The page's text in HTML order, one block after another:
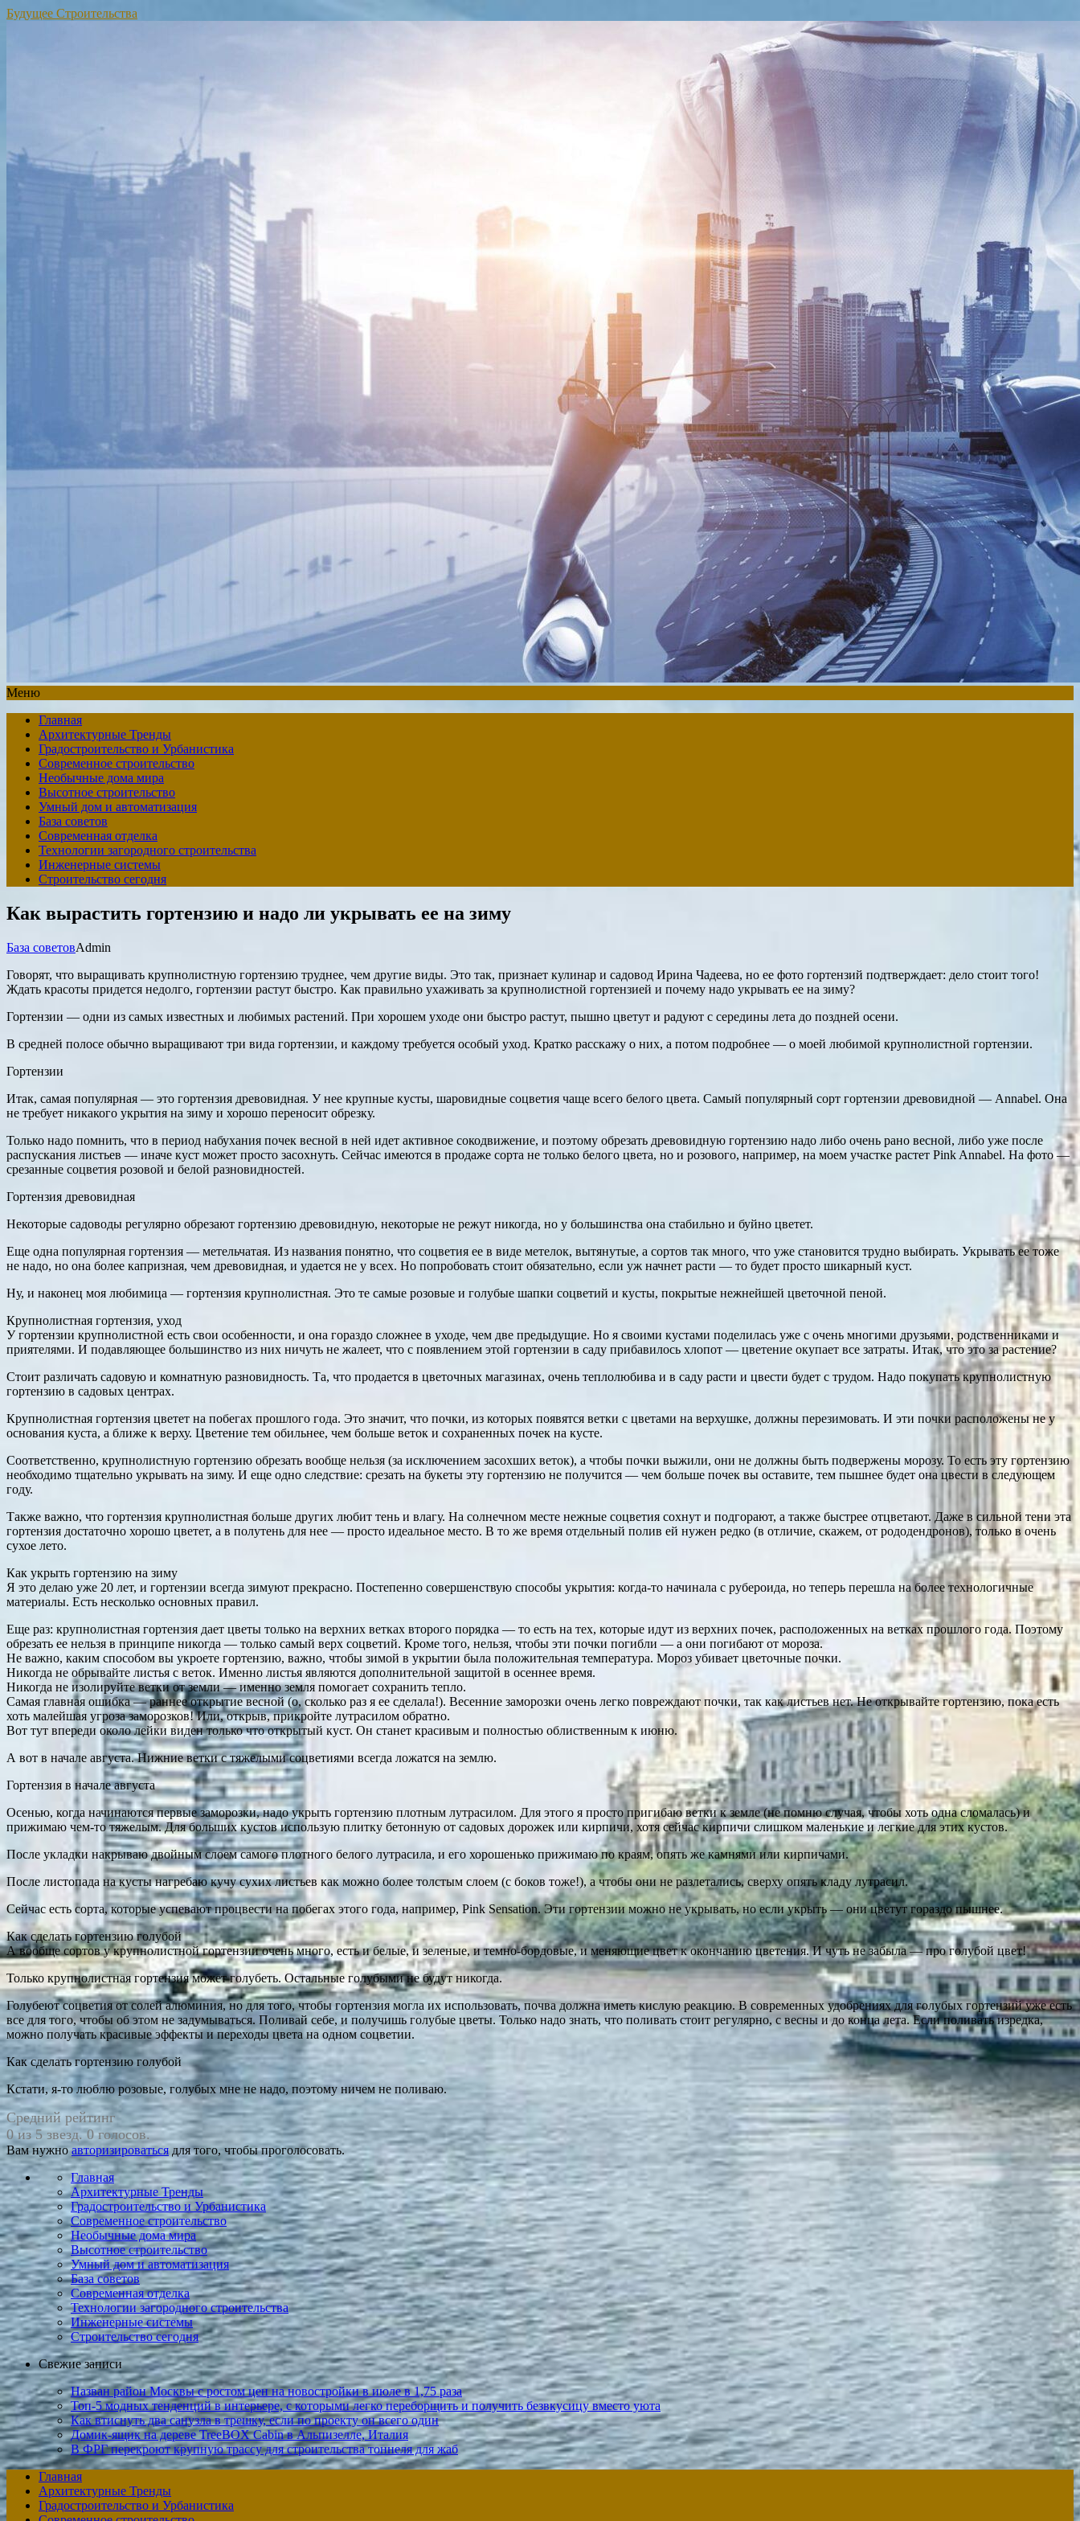
Будущее Строительства
Меню
Главная
Архитектурные Тренды
Градостроительство и Урбанистика
Современное строительство
Необычные дома мира
Высотное строительство
Умный дом и автоматизация
База советов
Современная отделка
Технологии загородного строительства
Инженерные системы
Строительство сегодня
Как вырастить гортензию и надо ли укрывать ее на зиму
База советовAdmin
Говорят, что выращивать крупнолистную гортензию труднее, чем другие виды. Это так, признает кулинар и садовод Ирина Чадеева, но ее фото гортензий подтверждает: дело стоит того!
Ждать красоты придется недолго, гортензии растут быстро. Как правильно ухаживать за крупнолистной гортензией и почему надо укрывать ее на зиму?
Гортензии — одни из самых известных и любимых растений. При хорошем уходе они быстро растут, пышно цветут и радуют с середины лета до поздней осени.
В средней полосе обычно выращивают три вида гортензии, и каждому требуется особый уход. Кратко расскажу о них, а потом подробнее — о моей любимой крупнолистной гортензии.
Гортензии
Итак, самая популярная — это гортензия древовидная. У нее крупные кусты, шаровидные соцветия чаще всего белого цвета. Самый популярный сорт гортензии древовидной — Annabel. Она
не требует никакого укрытия на зиму и хорошо переносит обрезку.
Только надо помнить, что в период набухания почек весной в ней идет активное сокодвижение, и поэтому обрезать древовидную гортензию надо либо очень рано весной, либо уже после
распускания листьев — иначе куст может просто засохнуть. Сейчас имеются в продаже сорта не только белого цвета, но и розового, например, на моем участке растет Pink Annabel. На фото —
срезанные соцветия розовой и белой разновидностей.
Гортензия древовидная
Некоторые садоводы регулярно обрезают гортензию древовидную, некоторые не режут никогда, но у большинства она стабильно и буйно цветет.
Еще одна популярная гортензия — метельчатая. Из названия понятно, что соцветия ее в виде метелок, вытянутые, а сортов так много, что уже становится трудно выбирать. Укрывать ее тоже
не надо, но она более капризная, чем древовидная, и удается не у всех. Но попробовать стоит обязательно, если уж начнет расти — то будет просто шикарный куст.
Ну, и наконец моя любимица — гортензия крупнолистная. Это те самые розовые и голубые шапки соцветий и кусты, покрытые нежнейшей цветочной пеной.
Крупнолистная гортензия, уход
У гортензии крупнолистной есть свои особенности, и она гораздо сложнее в уходе, чем две предыдущие. Но я своими кустами поделилась уже с очень многими друзьями, родственниками и
приятелями. И подавляющее большинство из них ничуть не жалеет, что с появлением этой гортензии в саду прибавилось хлопот — цветение окупает все затраты. Итак, что это за растение?
Стоит различать садовую и комнатную разновидность. Та, что продается в цветочных магазинах, очень теплолюбива и в саду расти и цвести будет с трудом. Надо покупать крупнолистную
гортензию в садовых центрах.
Крупнолистная гортензия цветет на побегах прошлого года. Это значит, что почки, из которых появятся ветки с цветами на верхушке, должны перезимовать. И эти почки расположены не у
основания куста, а ближе к верху. Цветение тем обильнее, чем больше веток и сохраненных почек на кусте.
Соответственно, крупнолистную гортензию обрезать вообще нельзя (за исключением засохших веток), а чтобы почки выжили, они не должны быть подвержены морозу. То есть эту гортензию
необходимо тщательно укрывать на зиму. И еще одно следствие: срезать на букеты эту гортензию не получится — чем больше почек вы оставите, тем пышнее будет она цвести в следующем
году.
Также важно, что гортензия крупнолистная больше других любит тень и влагу. На солнечном месте нежные соцветия сохнут и подгорают, а также быстрее отцветают. Даже в сильной тени эта
гортензия достаточно хорошо цветет, а в полутень для нее — просто идеальное место. В то же время отдельный полив ей нужен редко (в отличие, скажем, от рододендронов), только в очень
сухое лето.
Как укрыть гортензию на зиму
Я это делаю уже 20 лет, и гортензии всегда зимуют прекрасно. Постепенно совершенствую способы укрытия: когда-то начинала с рубероида, но теперь перешла на более технологичные
материалы. Есть несколько основных правил.
Еще раз: крупнолистная гортензия дает цветы только на верхних ветках второго порядка — то есть на тех, которые идут из верхних почек, расположенных на ветках прошлого года. Поэтому
обрезать ее нельзя в принципе никогда — только самый верх соцветий. Кроме того, нельзя, чтобы эти почки погибли — а они погибают от мороза.
Не важно, каким способом вы укроете гортензию, важно, чтобы зимой в укрытии была положительная температура. Мороз убивает цветочные почки.
Никогда не обрывайте листья с веток. Именно листья являются дополнительной защитой в осеннее время.
Никогда не изолируйте ветки от земли — именно земля помогает сохранить тепло.
Самая главная ошибка — раннее открытие весной (о, сколько раз я ее сделала!). Весенние заморозки очень легко повреждают почки, так как листьев нет. Не открывайте гортензию, пока есть
хоть малейшая угроза заморозков! Или, открыв, прикройте лутрасилом обратно.
Вот тут впереди около лейки виден только что открытый куст. Он станет красивым и полностью облиственным к июню.
А вот в начале августа. Нижние ветки с тяжелыми соцветиями всегда ложатся на землю.
Гортензия в начале августа
Осенью, когда начинаются первые заморозки, надо укрыть гортензию плотным лутрасилом. Для этого я просто пригибаю ветки к земле (не помню случая, чтобы хоть одна сломалась) и
прижимаю чем-то тяжелым. Для больших кустов использую плитку бетонную от садовых дорожек или кирпичи, хотя сейчас кирпичи слишком маленькие и легкие для этих кустов.
После укладки накрываю двойным слоем самого плотного белого лутрасила, и его хорошенько прижимаю по краям, опять же камнями или кирпичами.
После листопада на кусты нагребаю кучу сухих листьев как можно более толстым слоем (с боков тоже!), а чтобы они не разлетались, сверху опять кладу лутрасил.
Сейчас есть сорта, которые успевают процвести на побегах этого года, например, Pink Sensation. Эти гортензии можно не укрывать, но если укрыть — они цветут гораздо пышнее.
Как сделать гортензию голубой
А вообще сортов у крупнолистной гортензии очень много, есть и белые, и зеленые, и темно-бордовые, и меняющие цвет к окончанию цветения. И чуть не забыла — про голубой цвет!
Только крупнолистная гортензия может голубеть. Остальные голубыми не будут никогда.
Голубеют соцветия от солей алюминия, но для того, чтобы гортензия могла их использовать, почва должна иметь кислую реакцию. В современных удобрениях для голубых гортензий уже есть
все для того, чтобы об этом не задумываться. Поливай себе, и получишь голубые цветы. Только надо знать, что поливать стоит регулярно, с весны и до конца лета. Если поливать изредка,
можно получать красивые эффекты и переходы цвета на одном соцветии.
Как сделать гортензию голубой
Кстати, я-то люблю розовые, голубых мне не надо, поэтому ничем не поливаю.
Средний рейтинг
0 из 5 звезд. 0 голосов.
Вам нужноавторизироватьсядля того, чтобы проголосовать.
Главная
Архитектурные Тренды
Градостроительство и Урбанистика
Современное строительство
Необычные дома мира
Высотное строительство
Умный дом и автоматизация
База советов
Современная отделка
Технологии загородного строительства
Инженерные системы
Строительство сегодня
Свежие записи
Назван район Москвы с ростом цен на новостройки в июле в 1,75 раза
Топ-5 модных тенденций в интерьере, с которыми легко переборщить и получить безвкусицу вместо уюта
Как втиснуть два санузла в трешку, если по проекту он всего один
Домик-ящик на дереве TreeBOX Cabin в Альпизелле, Италия
В ФРГ перекроют крупную трассу для строительства тоннеля для жаб
Главная
Архитектурные Тренды
Градостроительство и Урбанистика